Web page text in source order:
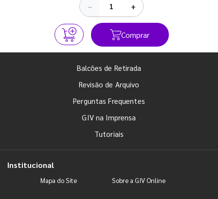
− +
Comprar
Balcões de Retirada
Revisão de Arquivo
Perguntas Frequentes
GIV na Imprensa
Tutoriais
Institucional
Mapa do Site Sobre a GIV Online